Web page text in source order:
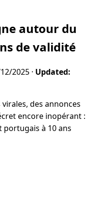
autour du
de validité
2025 · Updated:
virales, des annonces
encore inopérant :
à 10 ans